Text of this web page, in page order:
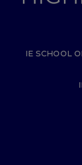
IE SCHOOL